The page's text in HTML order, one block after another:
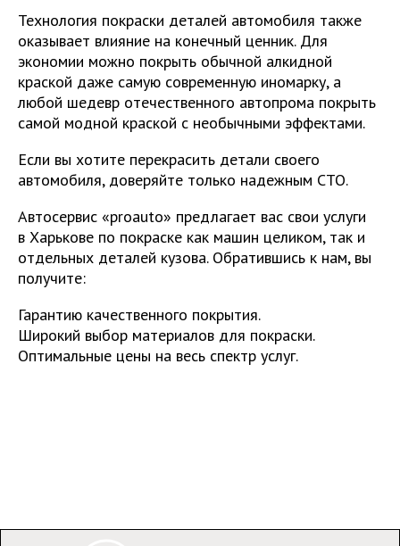
Технология покраски деталей автомобиля также
оказывает влияние на конечный ценник. Для
экономии можно покрыть обычной алкидной
краской даже самую современную иномарку, а
любой шедевр отечественного автопрома покрыть
самой модной краской с необычными эффектами.
Если вы хотите перекрасить детали своего
автомобиля, доверяйте только надежным СТО.
Автосервис «proauto» предлагает вас свои услуги
в Харькове по покраске как машин целиком, так и
отдельных деталей кузова. Обратившись к нам, вы
получите:
Гарантию качественного покрытия.
Широкий выбор материалов для покраски.
Оптимальные цены на весь спектр услуг.